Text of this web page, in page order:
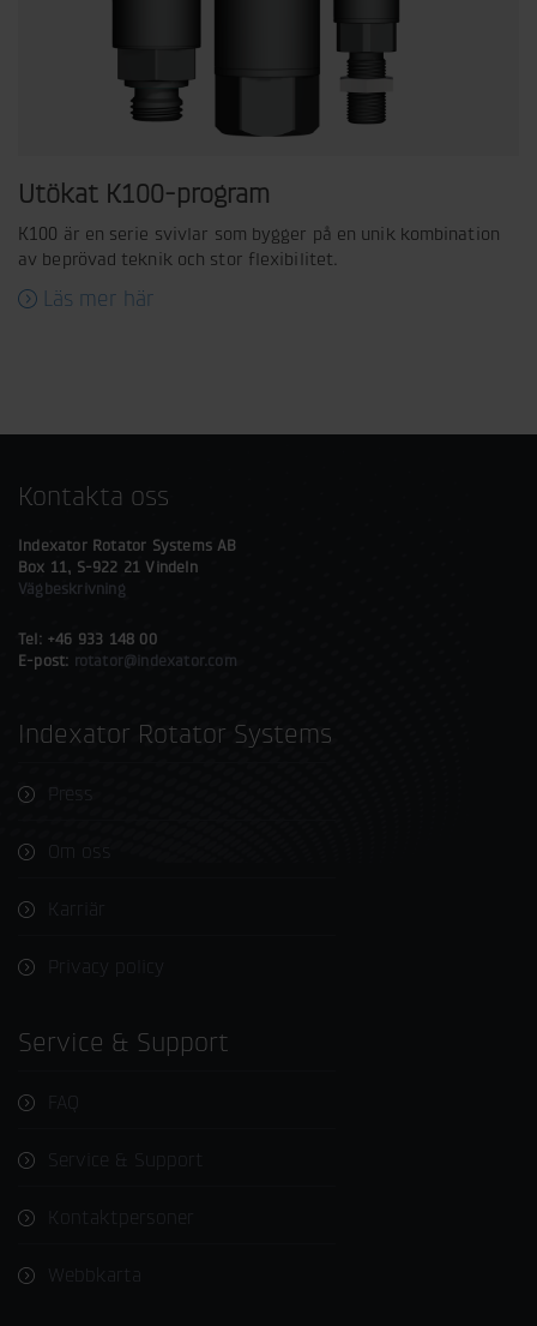
Utökat K100-program
K100 är en serie svivlar som bygger på en unik kombination
av beprövad teknik och stor flexibilitet.
Läs mer här
Kontakta oss
Indexator Rotator Systems AB
Box 11, S-922 21 Vindeln
Vägbeskrivning
Tel: +46 933 148 00
E-post: rotator@indexator.com
Indexator Rotator Systems
Press
Om oss
Karriär
Service & Support
FAQ
Service & Support
Kontaktpersoner
Webbkarta